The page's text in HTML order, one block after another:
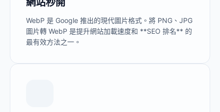
網站秒開
WebP 是 Google 推出的現代圖片格式。將 PNG、JPG
圖片轉 WebP 是提升網站加載速度和 **SEO 排名** 的
最有效方法之一。